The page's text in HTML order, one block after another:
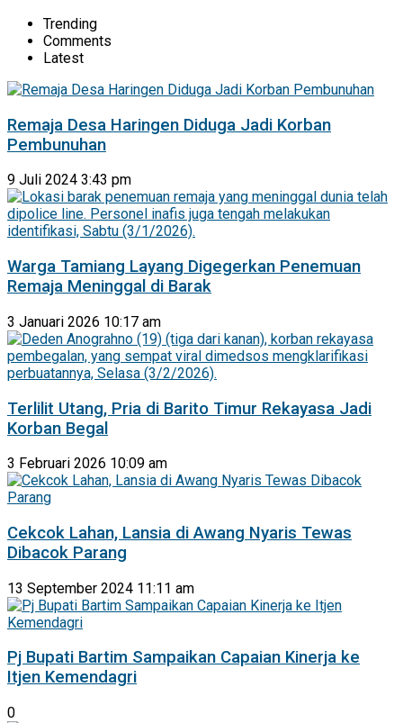
Trending
Comments
Latest
Remaja Desa Haringen Diduga Jadi Korban
Pembunuhan
9 Juli 2024 3:43 pm
Warga Tamiang Layang Digegerkan Penemuan
Remaja Meninggal di Barak
3 Januari 2026 10:17 am
Terlilit Utang, Pria di Barito Timur Rekayasa Jadi
Korban Begal
3 Februari 2026 10:09 am
Cekcok Lahan, Lansia di Awang Nyaris Tewas
Dibacok Parang
13 September 2024 11:11 am
Pj Bupati Bartim Sampaikan Capaian Kinerja ke
Itjen Kemendagri
0